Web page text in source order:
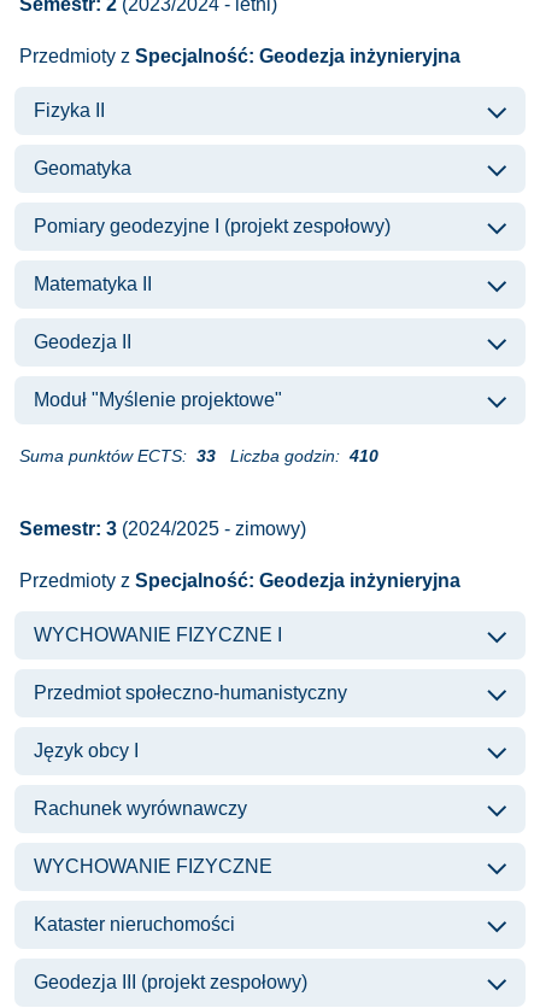
Semestr: 2 (2023/2024 - letni)
Przedmioty z Specjalność: Geodezja inżynieryjna
Fizyka II
Geomatyka
Pomiary geodezyjne I (projekt zespołowy)
Matematyka II
Geodezja II
Moduł "Myślenie projektowe"
Suma punktów ECTS: 33 Liczba godzin: 410
Semestr: 3 (2024/2025 - zimowy)
Przedmioty z Specjalność: Geodezja inżynieryjna
WYCHOWANIE FIZYCZNE I
Przedmiot społeczno-humanistyczny
Język obcy I
Rachunek wyrównawczy
WYCHOWANIE FIZYCZNE
Kataster nieruchomości
Geodezja III (projekt zespołowy)